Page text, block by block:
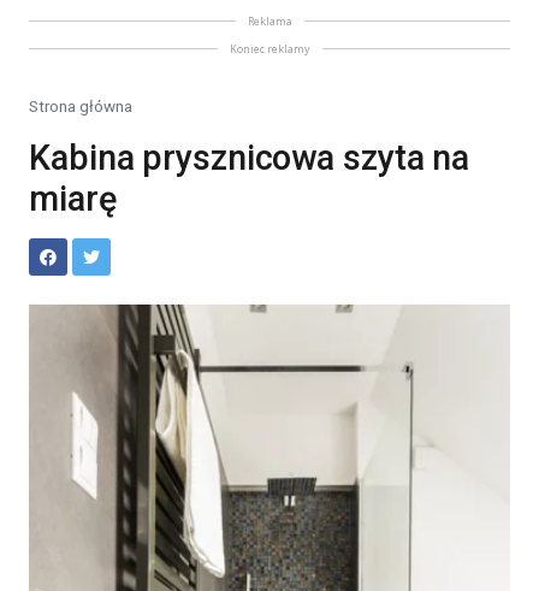
Reklama
Koniec reklamy
Strona główna
Kabina prysznicowa szyta na
miarę